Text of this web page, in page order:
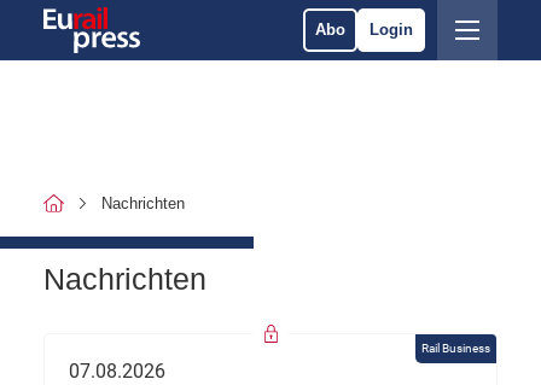
Abo Login
Nachrichten
Nachrichten
Rail Business
07.08.2026